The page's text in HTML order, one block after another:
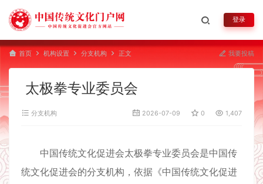
登录
首页 机构设置 分支机构 正文 我要投稿
太极拳专业委员会
分支机构 2026-07-09 0 1,407
中国传统文化促进会太极拳专业委员会是中国传
统文化促进会的分支机构，依据《中国传统文化促进